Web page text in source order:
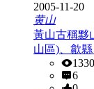
2005-11-20
黄山
黃山古稱黟
山區)、歙
6